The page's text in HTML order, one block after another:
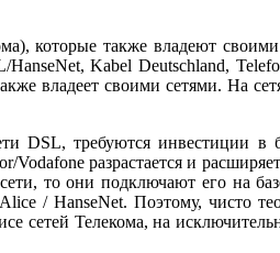
которые также владеют
/HanseNet,Kabel Deutschland,
владеет своими сетями. На
DSL, требуются инвестиции
/Vodafoneразрастается и
то они подключают его на
Alice /HanseNet. Поэтому, чисто
сетей Телекома, на